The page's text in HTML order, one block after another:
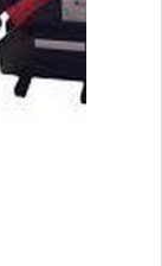
são
melhores
escolha
de contar com
oferece
de
às
Ademais, a